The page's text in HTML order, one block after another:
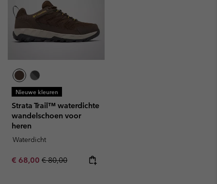
Nieuwe kleuren
Strata Trail™ waterdichte
wandelschoen voor
heren
Waterdicht
Sale price:
€ 68,00 Regular price:
€ 80,00